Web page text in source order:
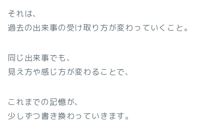
それは、
過去の出来事の受け取り方が変わっていくこと。
同じ出来事でも、
見え方や感じ方が変わることで、
これまでの記憶が、
少しずつ書き換わっていきます。